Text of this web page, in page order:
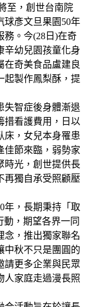
至，創世台南院
球彥文旦果園50年
務。今(28日)在奇
辛幼兒園孩童化身
在奇美食品盧建良
起製作鳳梨酥，提
失智症後身體漸退
措看護費用，日以
床，女兒本身罹患
佳節來臨，弱勢家
時光，創世提供長
再獨自承受照顧壓
年，長期秉持「取
動，期望各界一同
念，推出獨家聯名
中秋不只是團圓的
請更多企業與民眾
人家庭走過漫長照